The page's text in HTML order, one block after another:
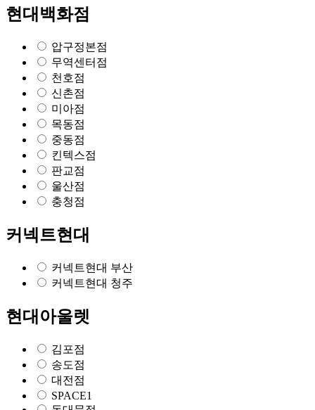
현대백화점
압구정본점
무역센터점
천호점
신촌점
미아점
목동점
중동점
킨텍스점
판교점
울산점
충청점
커넥트현대
커넥트현대 부산
커넥트현대 청주
현대아울렛
김포점
송도점
대전점
SPACE1